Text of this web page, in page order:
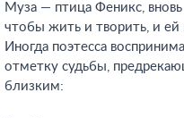
Муза — птица Феникс,
чтобы жить и творить, и ей
Иногда поэтесса
отметку судьбы,
близким: